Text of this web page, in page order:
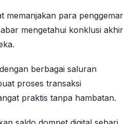
memanjakan para penggemar
mengetahui konklusi akhir
berbagai saluran
proses transaksi
praktis tanpa hambatan.